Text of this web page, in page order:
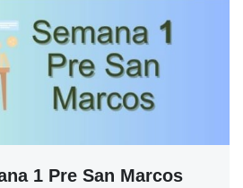
1 Pre San Marcos